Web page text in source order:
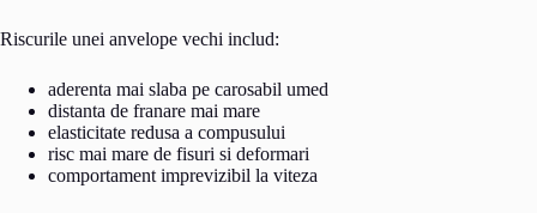
Riscurile unei anvelope vechi includ:
aderenta mai slaba pe carosabil umed
distanta de franare mai mare
elasticitate redusa a compusului
risc mai mare de fisuri si deformari
comportament imprevizibil la viteza